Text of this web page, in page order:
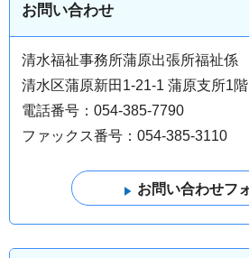
お問い合わせ
清水福祉事務所蒲原出張所福祉係
清水区蒲原新田1-21-1 蒲原支所1階
電話番号：054-385-7790
ファックス番号：054-385-3110